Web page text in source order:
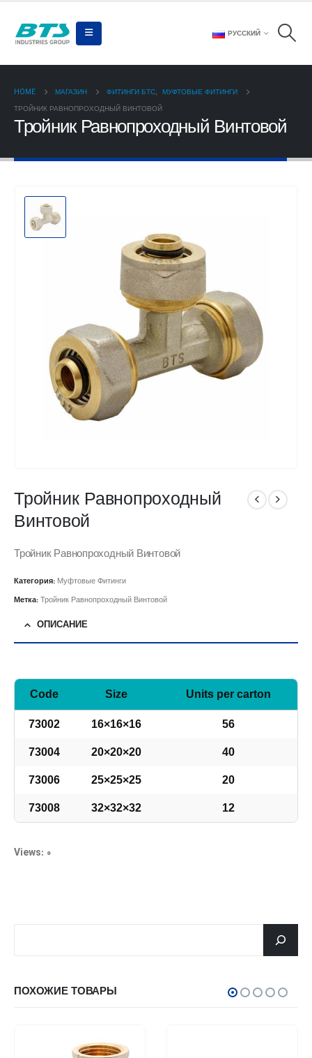
РУССКИЙ
HOME МАГАЗИН ФИТИНГИ БТС, МУФТОВЫЕ ФИТИНГИ
ТРОЙНИК РАВНОПРОХОДНЫЙ ВИНТОВОЙ
Тройник Равнопроходный Винтовой
Тройник Равнопроходный
Винтовой
Тройник Равнопроходный Винтовой
Категория: Муфтовые Фитинги
Метка:Тройник Равнопроходный Винтовой
ОПИСАНИЕ
Code Size Units per carton
73002 16×16×16 56
73004 20×20×20 40
73006 25×25×25 20
73008 32×32×32 12
Views: 0
ПОХОЖИЕ ТОВАРЫ